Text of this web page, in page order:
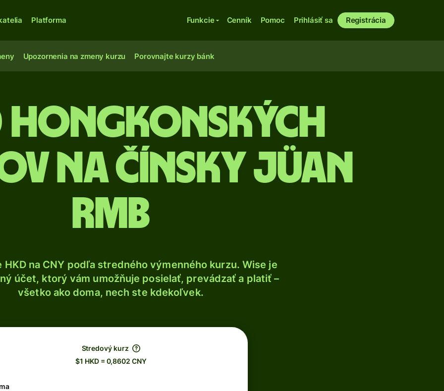
Platforma Funkcie Cenník Pomoc Prihlásiť sa Registrácia
Upozornenia na zmeny kurzu Porovnajte kurzy bánk
Hongkonských
na čínsky jüan
RMB
HKD na CNY podľa stredného výmenného kurzu. Wise je
účet, ktorý vám umožňuje posielať, prevádzať a platiť –
všetko ako doma, nech ste kdekoľvek.
Stredový kurz
$1 HKD = 0,8602 CNY